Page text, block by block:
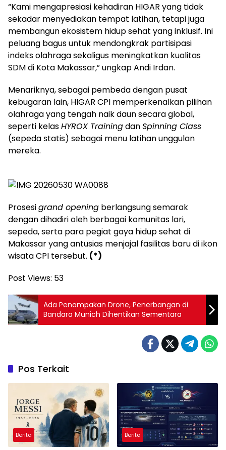
​“Kami mengapresiasi kehadiran HIGAR yang tidak
sekadar menyediakan tempat latihan, tetapi juga
membangun ekosistem hidup sehat yang inklusif. Ini
peluang bagus untuk mendongkrak partisipasi
indeks olahraga sekaligus meningkatkan kualitas
SDM di Kota Makassar,” ungkap Andi Irdan.
​Menariknya, sebagai pembeda dengan pusat
kebugaran lain, HIGAR CPI memperkenalkan pilihan
olahraga yang tengah naik daun secara global,
seperti kelasHYROX TrainingdanSpinning Class
(sepeda statis) sebagai menu latihan unggulan
mereka.
Prosesigrand opening berlangsung semarak
dengan dihadiri oleh berbagai komunitas lari,
sepeda, serta para pegiat gaya hidup sehat di
Makassar yang antusias menjajal fasilitas baru di ikon
wisata CPI tersebut. (*)
Post Views: 53
Ada Penampakan Drone, Penerbangan di
Bandara Munich Dihentikan Sementara
Pos Terkait
Berita Berita